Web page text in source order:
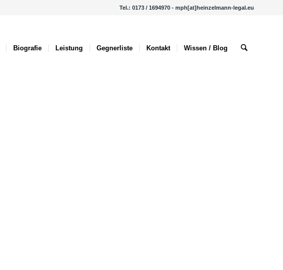
Tel.: 0173 / 1694970 - mph[at]heinzelmann-legal.eu
Biografie Leistung Gegnerliste Kontakt Wissen / Blog